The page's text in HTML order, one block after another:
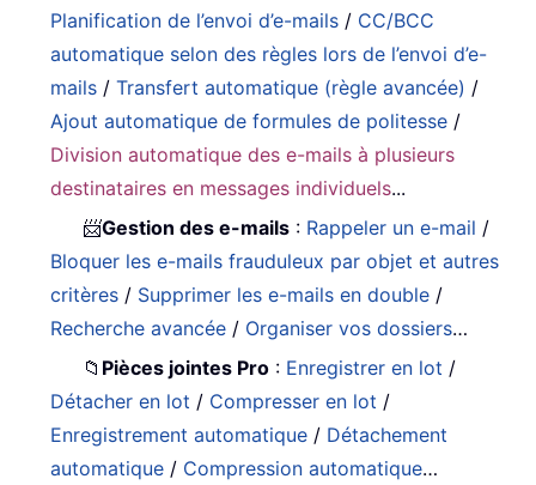
Planification de l’envoi d’e-mails / CC/BCC
automatique selon des règles lors de l’envoi d’e-
mails /Transfert automatique (règle avancée) /
Ajout automatique de formules de politesse /
Division automatique des e-mails à plusieurs
destinataires en messages individuels...
📨Gestion des e-mails : Rappeler un e-mail /
Bloquer les e-mails frauduleux par objet et autres
critères / Supprimer les e-mails en double /
Recherche avancée / Organiser vos dossiers…
📁 Pièces jointes Pro : Enregistrer en lot /
Détacher en lot / Compresser en lot /
Enregistrement automatique / Détachement
automatique / Compression automatique…